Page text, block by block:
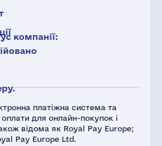
платіжна система та
оплати для онлайн-покупок і
відома як Royal Pay Europe;
Pay Europe Ltd.
компанії: